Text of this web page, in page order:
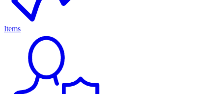
Items